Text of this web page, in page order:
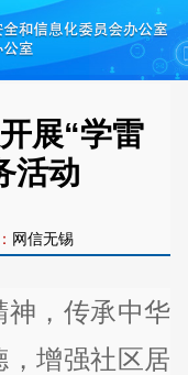
展“学雷
活动
网信无锡
神，传承中华
，增强社区居